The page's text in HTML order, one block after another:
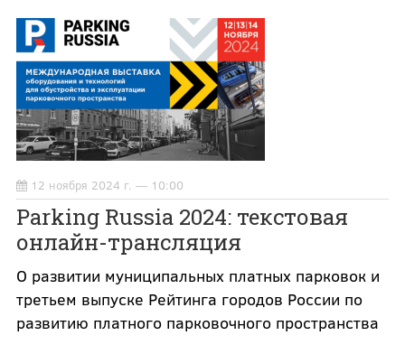
12 ноября 2024 г. — 10:00
Parking Russia 2024: текстовая
онлайн-трансляция
О развитии муниципальных платных парковок и
третьем выпуске Рейтинга городов России по
развитию платного парковочного пространства